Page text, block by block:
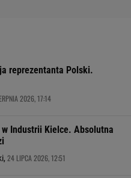
reprezentanta Polski.
2026, 17:14
Industrii Kielce. Absolutna
24 LIPCA 2026, 12:51